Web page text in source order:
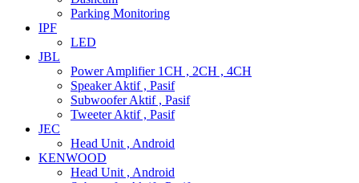
Parking Monitoring
IPF
LED
JBL
Power Amplifier 1CH , 2CH , 4CH
Speaker Aktif , Pasif
Subwoofer Aktif , Pasif
Tweeter Aktif , Pasif
JEC
Head Unit , Android
KENWOOD
Head Unit , Android